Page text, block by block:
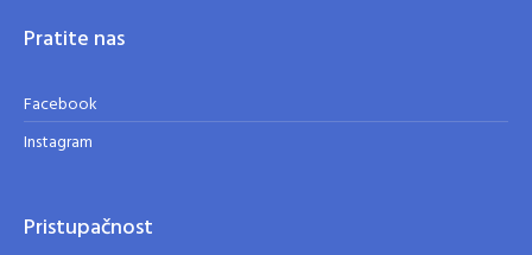
Pratite nas
Facebook
Instagram
Pristupačnost